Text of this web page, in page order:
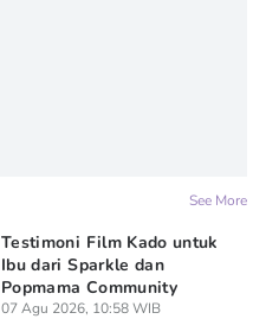
See More
Testimoni Film Kado untuk
Ibu dari Sparkle dan
Popmama Community
07 Agu 2026, 10:58 WIB